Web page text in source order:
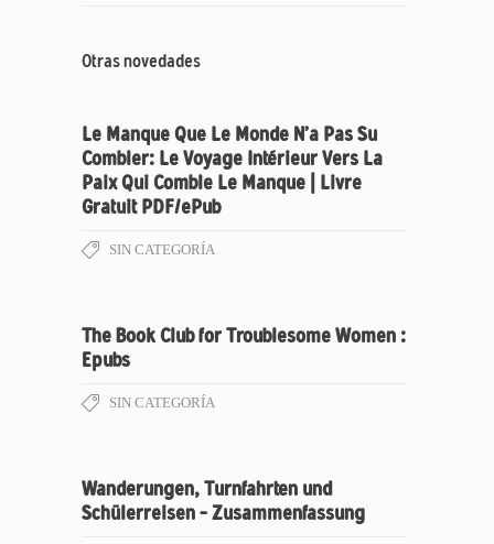
Otras novedades
Le Manque Que Le Monde N’a Pas Su
Combler: Le Voyage Intérieur Vers La
Paix Qui Comble Le Manque | Livre
Gratuit PDF/ePub
SIN CATEGORÍA
The Book Club for Troublesome Women :
Epubs
SIN CATEGORÍA
Wanderungen, Turnfahrten und
Schülerreisen – Zusammenfassung